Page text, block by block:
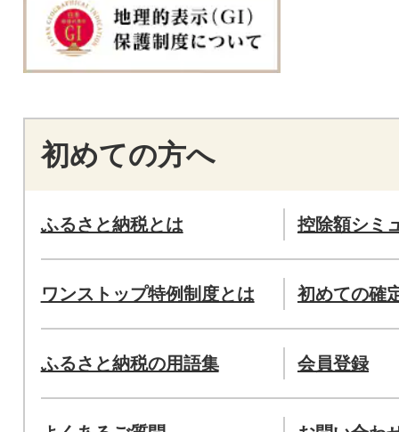
初めての方へ
ふるさと納税とは 控除額シミ
ワンストップ特例制度とは 初めての確
ふるさと納税の用語集 会員登録